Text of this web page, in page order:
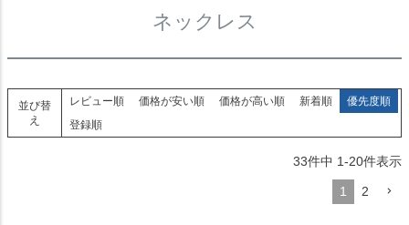
ネックレス
並び替
え
レビュー順 価格が安い順 価格が高い順 新着順
優先度順
登録順
33件中 1-20件表示
1 2